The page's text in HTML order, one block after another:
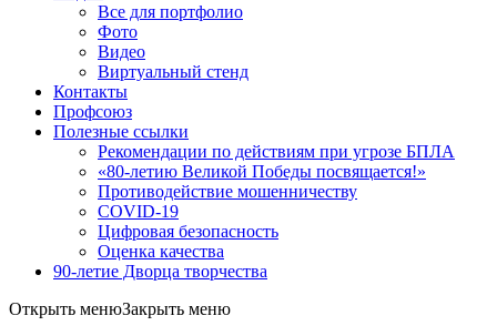
Все для портфолио
Фото
Видео
Виртуальный стенд
Контакты
Профсоюз
Полезные ссылки
Рекомендации по действиям при угрозе БПЛА
«80-летию Великой Победы посвящается!»
Противодействие мошенничеству
COVID-19
Цифровая безопасность
Оценка качества
90-летие Дворца творчества
Открыть менюЗакрыть меню